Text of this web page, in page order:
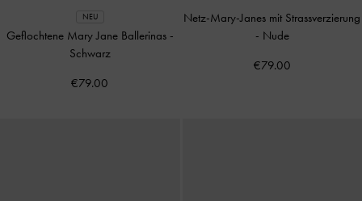
NEU
Geflochtene Mary Jane Ballerinas -
Schwarz
€79.00
Netz-Mary-Janes mit Strassverzierung
- Nude
€79.00